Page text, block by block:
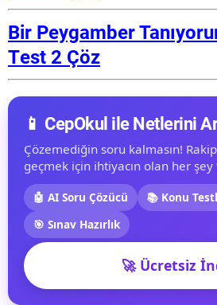
Bir Peygamber
Test 2 Çöz
📱 CepOkul ile Netlerini
Çözemediğin soru kalmasın!
geçmek için ihtiyacın olan her
🤖 AI Soru Çözücü
📚 Konu
🎯 Sınav Hazırlık
🚀 Ücretsiz